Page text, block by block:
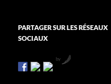
PARTAGER SUR LES RÉSEAUX
SOCIAUX
by